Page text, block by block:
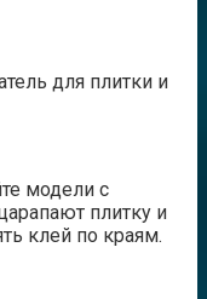
для плитки и
модели с
плитку и
клей по краям.